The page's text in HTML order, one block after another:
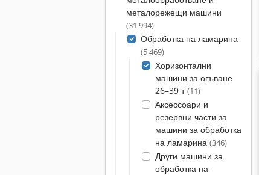
металорежещи машини
(31 994)
Обработка на ламарина
(5 469)
Хоризонтални
машини за огъване
26–39 т(11)
Аксессоари и
резервни части за
машини за обработка
на ламарина (346)
Други машини за
обработка на